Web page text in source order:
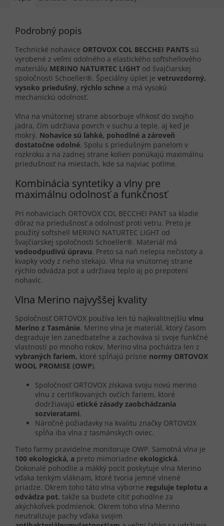
Podrobný popis
Technické nohavice ORTOVOX COL BECCHEI PANTS sú
vyrobené z veľmi odolného a elastického softshellového
materiálu MERINO NATURTEC LIGHT od švajčiarskej
spoločnosti Schoeller®. Špeciálny úplet je vetruvzdorný,
vysoko priedušný, rýchlo schne a má vysokú
mechanickú odolnosť.
Vlna na vnútornej strane absorbuje vlhkosť do svojho
jadra, čím udržiava povrch v suchu a teple, aj keď je
mokrý. Nohavice sú ľahké, pohodlné a zároveň
dostatočne odolné. Spolu s priedušným panelom v
rozkroku a na zadnej strane kolien ponúkajú maximálnu
priedušnosť na miestach, kde sa najviac potíme.
Kombinácia syntetiky a vlny pre
maximálnu odolnosť a funkčnosť
Pri nohaviciach ORTOVOX COL BECCHEI PANT sa kladie
dôraz na priedušnosť a odolnosť proti vetru. Preto je
použitý softshell MERINO NATURTEC LIGHT od
švajčiarskej spoločnosti Schoeller®. Materiál má
vodoodpudivú úpravu. Preto sa naň nelepia nečistoty a
kvapky vody z neho stekajú. Vlna na vnútornej strane
rýchlo odvádza pot a udržiava teplo aj po prepotení
nohavíc.
Vlna Merino najvyššej kvality
Spoločnosť ORTOVOX používa len tú najkvalitnejšiu vlnu
Merino z Tasmánie. Merino vlna je materiál, ktorý časom
degraduje len zanedbateľne a zachováva si svoje funkčné
vlastnosti po mnoho rokov. Merino vlna pochádza len z
vybraných fariem, ktoré spĺňajú prísne normy ORTOVOX
WOOL PROMISE (OWP).
Spoločnosť ORTOVOX získava svoju novú merino
vlnu z certifikovaných ovčích fariem, ktoré
dodržiavajú etické zásady zaobchádzania
sozvieratami.
Náročné požiadavky na kvalitu značky ORTOVOX
spĺňa iba vlna z tasmánskych oviec.
Tieto farmy pravidelne monitoruje OWP. Samotná vlna je
100 ekologická, a preto mimoriadne ekologická.
Dokonalé pohodlie a mäkký pocit poskytuje vlna Merino
vďaka tenkým vláknam, ktoré tvoria jemné vlnené
priadze. Okrem toho táto vlna výborne reguluje teplotu a
odvádza pot, takže sa budete cítiť pohodlne za
akýchkoľvek podmienok. Okrem toho vlna Merino
neutralizuje pachy vďaka svojim